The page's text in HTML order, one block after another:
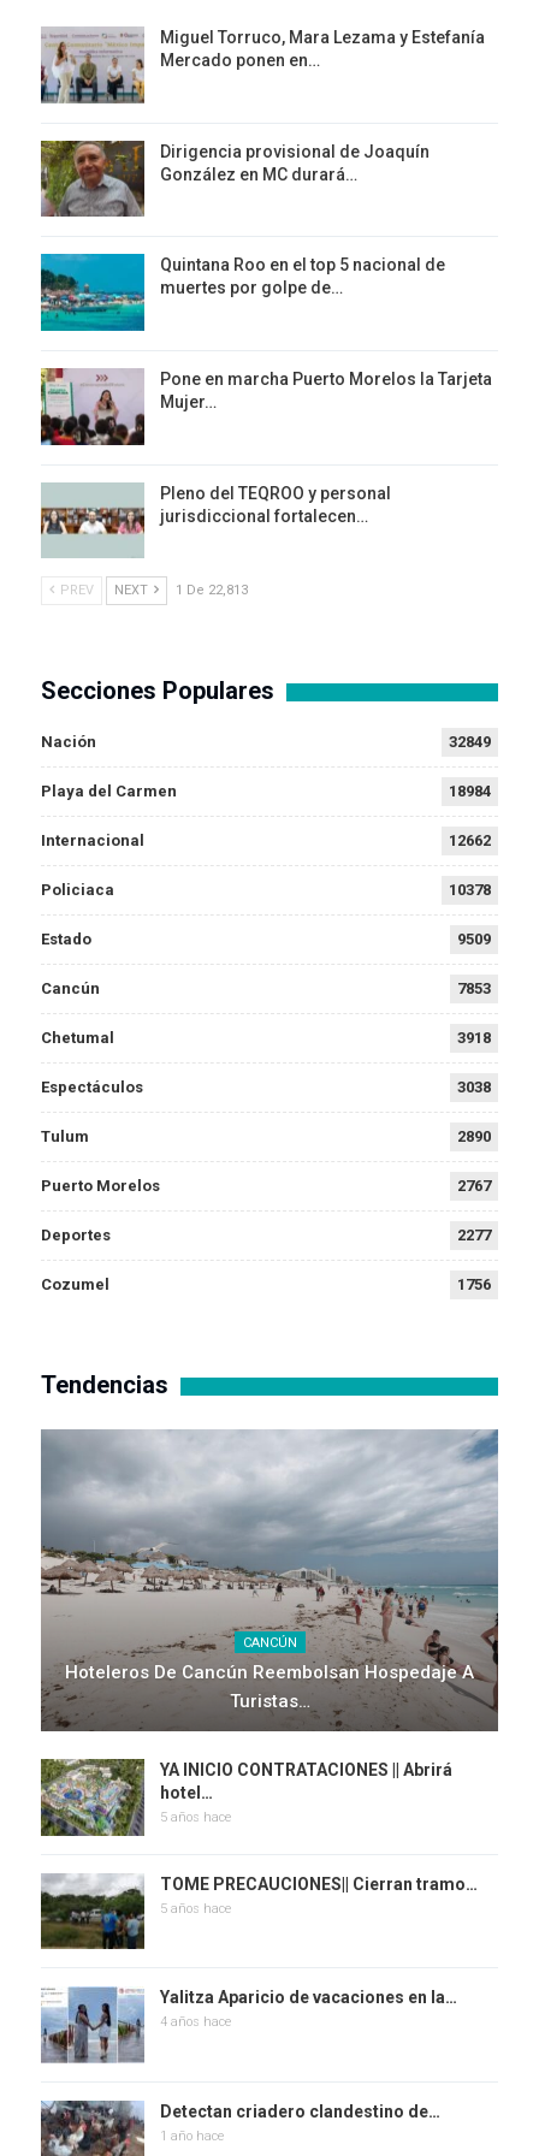
Miguel Torruco, Mara Lezama y Estefanía
Mercado ponen en…
Dirigencia provisional de Joaquín
González en MC durará…
Quintana Roo en el top 5 nacional de
muertes por golpe de…
Pone en marcha Puerto Morelos la Tarjeta
Mujer…
Pleno del TEQROO y personal
jurisdiccional fortalecen…
PREV NEXT 1 De 22,813
Secciones Populares
Nación 32849
Playa del Carmen 18984
Internacional 12662
Policiaca 10378
Estado 9509
Cancún 7853
Chetumal 3918
Espectáculos 3038
Tulum 2890
Puerto Morelos 2767
Deportes 2277
Cozumel 1756
Tendencias
CANCÚN
Hoteleros De Cancún Reembolsan Hospedaje A
Turistas…
YA INICIO CONTRATACIONES || Abrirá
hotel…
5 años hace
TOME PRECAUCIONES|| Cierran tramo…
5 años hace
Yalitza Aparicio de vacaciones en la…
4 años hace
Detectan criadero clandestino de…
1 año hace